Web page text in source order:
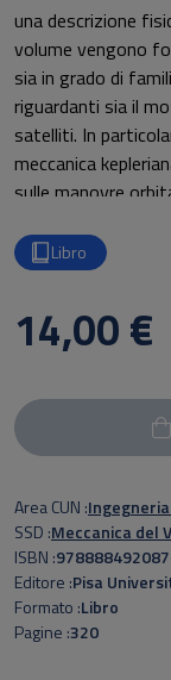
una descrizione
volume vengono
sia in grado di
riguardanti sia il
satelliti. In
meccanica
sulle manovre
Libro
14,00 €
Area CUN
SSD Meccanica del
ISBN
Editore Pisa
Formato Libro
Pagine 320